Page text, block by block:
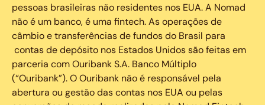
pessoas brasileiras não residentes nos EUA. A Nomad
não é um banco, é uma fintech. As operações de
câmbio e transferências de fundos do Brasil para
contas de depósito nos Estados Unidos são feitas em
parceria com Ouribank S.A. Banco Múltiplo
(“Ouribank”). O Ouribank não é responsável pela
abertura ou gestão das contas nos EUA ou pelas